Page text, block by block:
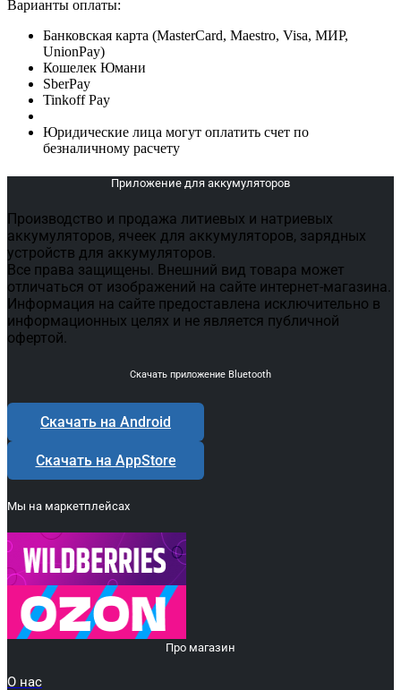
Варианты оплаты:
Банковская карта (MasterCard, Maestro, Visa, МИР,
UnionPay)
Кошелек Юмани
SberPay
Tinkoff Pay
Юридические лица могут оплатить счет по
безналичному расчету
Приложение для аккумуляторов
Производство и продажа литиевых и натриевых
аккумуляторов, ячеек для аккумуляторов, зарядных
устройств для аккумуляторов.
Все права защищены. Внешний вид товара может
отличаться от изображений на сайте интернет-магазина.
Информация на сайте предоставлена исключительно в
информационных целях и не является публичной
офертой.
Скачать приложение Bluetooth
Скачать на Android
Скачать на AppStore
Мы на маркетплейсах
Про магазин
О нас